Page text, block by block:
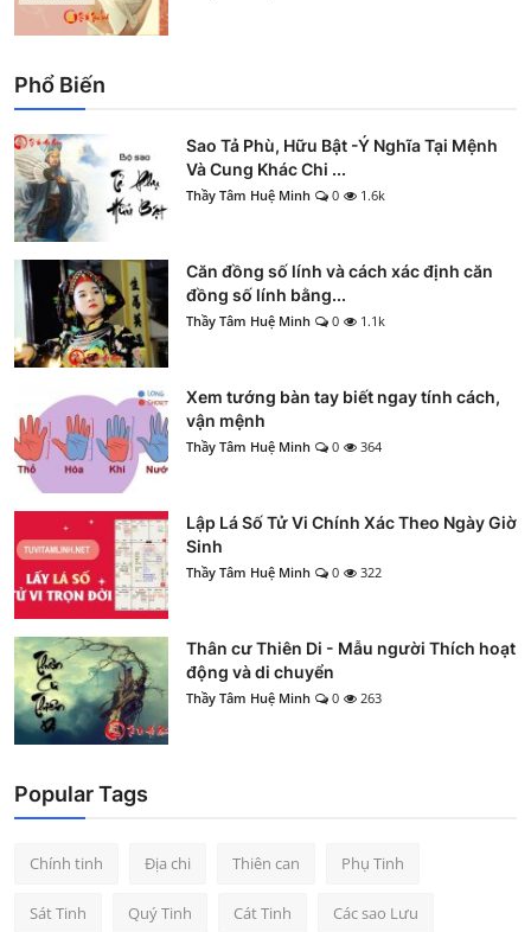
Phổ Biến
Sao Tả Phù, Hữu Bật -Ý Nghĩa Tại Mệnh
Và Cung Khác Chi ...
Thầy Tâm Huệ Minh 0 1.6k
Căn đồng số lính và cách xác định căn
đồng số lính bằng...
Thầy Tâm Huệ Minh 0 1.1k
Xem tướng bàn tay biết ngay tính cách,
vận mệnh
Thầy Tâm Huệ Minh 0 364
Lập Lá Số Tử Vi Chính Xác Theo Ngày Giờ
Sinh
Thầy Tâm Huệ Minh 0 322
Thân cư Thiên Di - Mẫu người Thích hoạt
động và di chuyển
Thầy Tâm Huệ Minh 0 263
Popular Tags
Chính tinh Địa chi Thiên can Phụ Tinh
Sát Tinh Quý Tinh Cát Tinh Các sao Lưu